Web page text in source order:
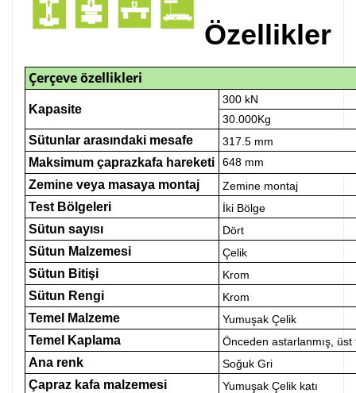
Özellikler
Çerçeve özellikleri
Kapasite
300 kN
30.000Kg
Sütunlar arasındaki mesafe 317.5 mm
Maksimum çaprazkafa hareketi 648 mm
Zemine veya masaya montaj Zemine montaj
Test Bölgeleri İki Bölge
Sütun sayısı Dört
Sütun Malzemesi Çelik
Sütun Bitişi Krom
Sütun Rengi Krom
Temel Malzeme Yumuşak Çelik
Temel Kaplama Önceden astarlanmış,
Ana renk Soğuk Gri
Çapraz kafa malzemesi Yumuşak Çelik katı